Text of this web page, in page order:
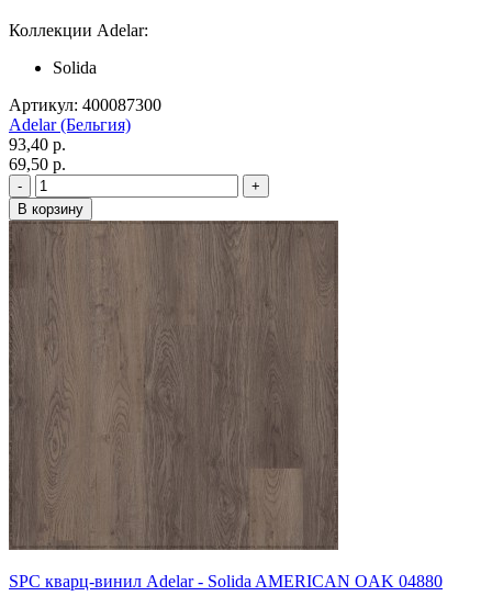
Коллекции Adelar:
Solida
Артикул: 400087300
Adelar (Бельгия)
93,40 p.
69,50 p.
SPC кварц-винил Adelar - Solida AMERICAN OAK 04880